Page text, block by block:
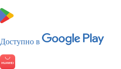
Доступно в